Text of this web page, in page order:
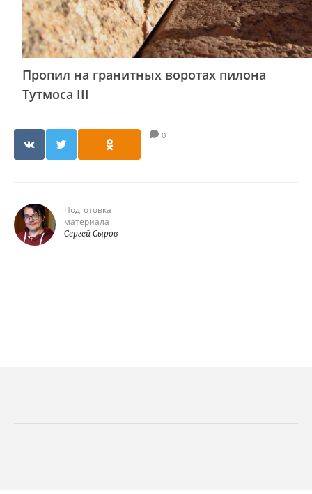
Пропил на гранитных воротах пилона
Тутмоса III
0
Подготовка
материала
Сергей Сыров